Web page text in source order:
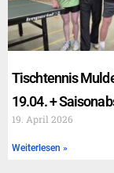
Tischtennis
19.04. +
19. April 2026
Weiterlesen »